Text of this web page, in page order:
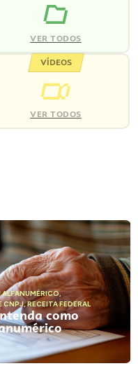
VER TODOS
VÍDEOS
VER TODOS
,
CNPJ,RECEITA FEDERAL
como